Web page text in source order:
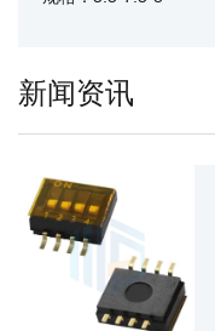
新闻资讯